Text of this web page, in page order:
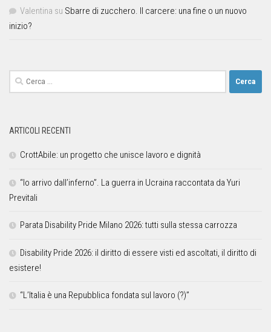
Valentina su Sbarre di zucchero. Il carcere: una fine o un nuovo
inizio?
ARTICOLI RECENTI
CrottAbile: un progetto che unisce lavoro e dignità
“Io arrivo dall’inferno”. La guerra in Ucraina raccontata da Yuri
Previtali
Parata Disability Pride Milano 2026: tutti sulla stessa carrozza
Disability Pride 2026: il diritto di essere visti ed ascoltati, il diritto di
esistere!
“L’Italia è una Repubblica fondata sul lavoro (?)”